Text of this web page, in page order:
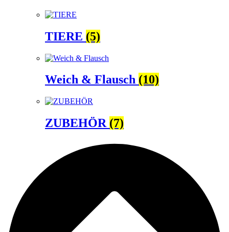
TIERE (5)
Weich & Flausch (10)
ZUBEHÖR (7)